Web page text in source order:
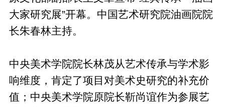
大家研究展”开幕。中国艺术研究院油画院院
长朱春林主持。
中央美术学院院长林茂从艺术传承与学术影
响维度，肯定了项目对美术史研究的补充价
值；中央美术学院原院长靳尚谊作为参展艺